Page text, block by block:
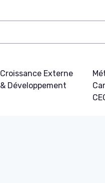
Croissance Externe
& Développement